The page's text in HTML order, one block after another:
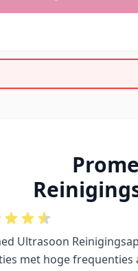
Ultrasoon
met hoge frequenties